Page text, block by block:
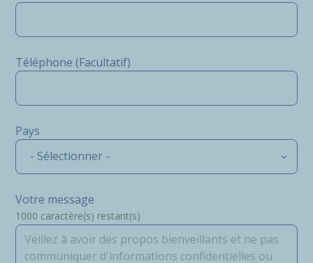
Téléphone (Facultatif)
Pays
- Sélectionner -
Votre message
1000 caractère(s) restant(s)